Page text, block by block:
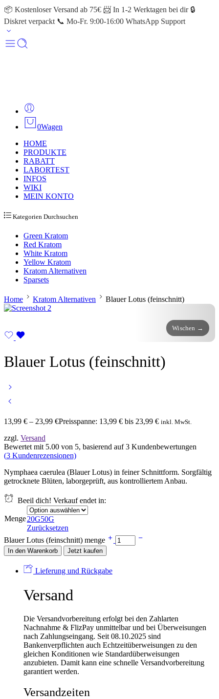
📦 Kostenloser Versand ab 75€ 📨 In 1-2 Werktagen bei dir 🔒
Diskret verpackt 📞 Mo-Fr. 9:00-16:00 WhatsApp Support
0Wagen
HOME
PRODUKTE
RABATT
LABORTEST
INFOS
WIKI
MEIN KONTO
Kategorien Durchsuchen
Green Kratom
Red Kratom
White Kratom
Yellow Kratom
Kratom Alternativen
Sparsets
Home Kratom Alternativen Blauer Lotus (feinschnitt)
Blauer Lotus (feinschnitt)
13,99 € – 23,99 €Preisspanne: 13,99 € bis 23,99 € inkl. MwSt.
zzgl. Versand
Bewertet mit 5.00 von 5, basierend auf3 Kundenbewertungen
(3 Kundenrezensionen)
Nymphaea caerulea (Blauer Lotus) in feiner Schnittform. Sorgfältig
getrocknete Blüten, laborgeprüft, aus kontrolliertem Anbau.
Beeil dich! Verkauf endet in:
Menge20G50G
Zurücksetzen
Blauer Lotus (feinschnitt) menge
In den Warenkorb Jetzt kaufen
Lieferung und Rückgabe
Versand
Die Versandvorbereitung erfolgt bei den Zahlarten
Nachnahme & FlizPay unmittelbar und bei Überweisungen
nach Zahlungseingang. Seit 08.10.2025 sind
Bankenverpflichten auch Echtzeitüberweisungen zu den
gleichen Konditionen wie Standardüberweisungen
anzubieten. Damit kann eine schnelle Versandvorbereitung
garantiert werden.
Versandzeiten